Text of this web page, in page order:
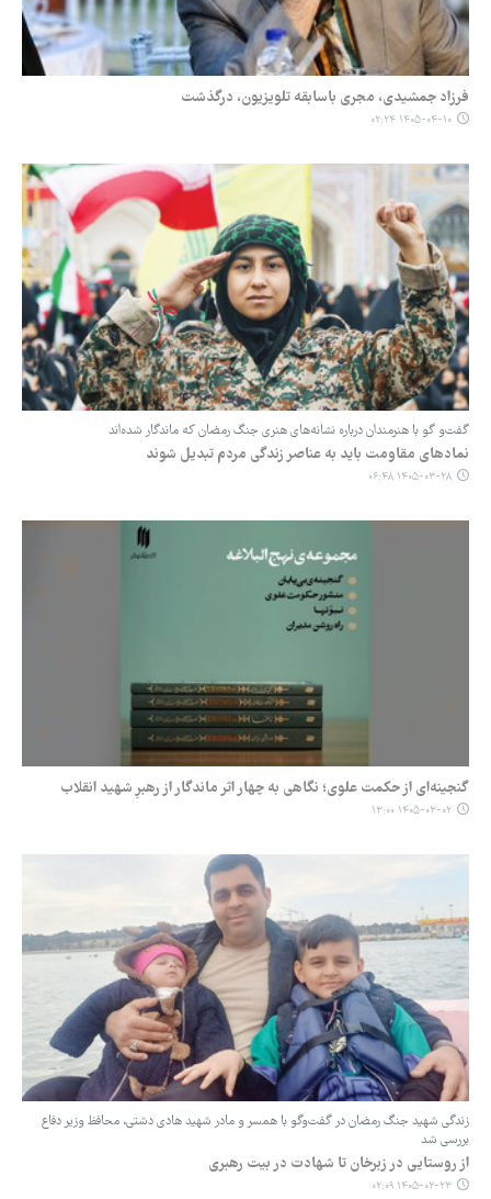
فرزاد جمشیدی، مجری باسابقه تلویزیون، درگذشت
۱۴۰۵-۰۴-۱۰ ۰۲:۲۴
گفت‌و گو با هنرمندان درباره نشانه‌های هنری جنگ رمضان ‌که ماندگار شده‌اند
نمادهای مقاومت باید به عناصر زندگی مردم تبدیل شوند
۱۴۰۵-۰۳-۲۸ ۰۶:۴۸
گنجینه‌ای از حکمت علوی؛ نگاهی به چهار اثر ماندگار از رهبرِ شهید انقلاب
۱۴۰۵-۰۳-۰۲ ۱۳:۰۰
زندگی شهید جنگ رمضان در گفت‌وگو با همسر و مادر شهید هادی دشتی، محافظ وزیر دفاع
بررسی شد
از روستایی در زبرخان تا شهادت در بیت رهبری
۱۴۰۵-۰۲-۲۳ ۰۲:۰۹